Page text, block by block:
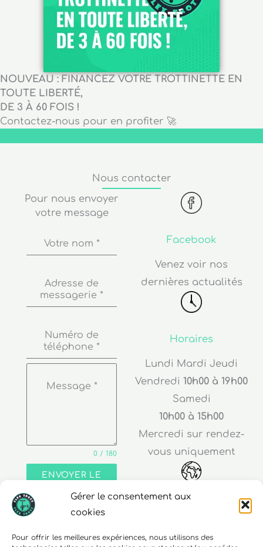
Gérer le consentement aux
cookies
Pour offrir les meilleures expériences, nous utilisons des
NOUVEAU : FINANCEZ VOTRE TROTTINETTE EN
TOUTE LIBERTÉ,
DE 3 À 60 FOIS !
Contactez-nous pour en profiter 🚀
Nous contacter
Pour nous envoyer
votre message
Votre nom *
Adresse de
messagerie *
Numéro de
téléphone *
Message *
0 / 180
ENVOYER LE
Facebook
Venez voir nos
dernières actualités
Horaires
Lundi Mardi Jeudi
Vendredi 10h00 à 19h00
Samedi
10h00 à 15h00
Mercredi sur rendez-
vous uniquement
30 rue Edouard Richard